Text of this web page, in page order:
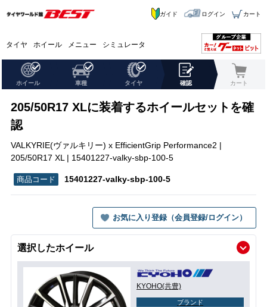
タイヤ ホイール メニュー シミュレータ
ガイド ログイン カート
ホイール 車種 タイヤ 確認 カート
205/50R17 XLに装着するホイールセットを確
認
VALKYRIE(ヴァルキリー) x EfficientGrip Performance2 |
205/50R17 XL | 15401227-valky-sbp-100-5
15401227-valky-sbp-100-5
お気に入り登録（会員登録/ログイン）
選択したホイール
KYOHO(共豊)
ブランド